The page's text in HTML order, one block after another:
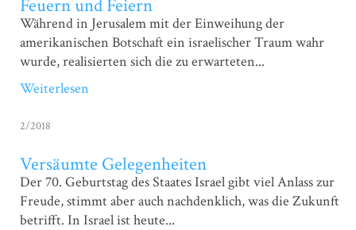
Feuern und Feiern
Während in Jerusalem mit der Einweihung der
amerikanischen Botschaft ein israelischer Traum wahr
wurde, realisierten sich die zu erwarteten...
Weiterlesen
2/2018
Versäumte Gelegenheiten
Der 70. Geburtstag des Staates Israel gibt viel Anlass zur
Freude, stimmt aber auch nachdenklich, was die Zukunft
betrifft. In Israel ist heute...